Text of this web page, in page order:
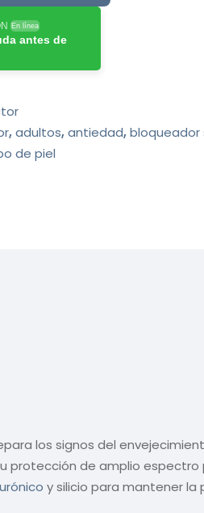
En línea
antes de
,adultos,antiedad,bloqueador
de piel
los signos del
protección de amplio
y silicio para mantener la